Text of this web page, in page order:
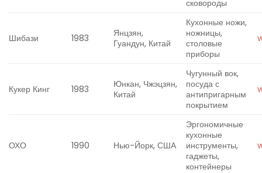
сковороды
Шибази 1983
Янцзян,
Гуандун, Китай
Кухонные ножи,
ножницы,
столовые
приборы
Кукер Кинг 1983
Юнкан, Чжэцзян,
Китай
Чугунный вок,
посуда с
антипригарным
покрытием
ОХО 1990 Нью-Йорк, США
Эргономичные
кухонные
инструменты,
гаджеты,
контейнеры